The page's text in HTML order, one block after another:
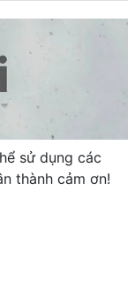
sử dụng các
thành cảm ơn!